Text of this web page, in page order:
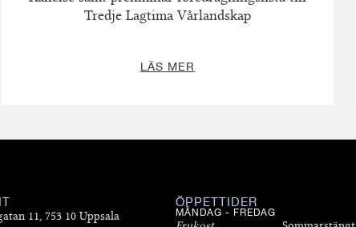
Tredje Lagtima Vårlandskap
LÄS MER
11, 753 10 Uppsala
ÖPPETTIDER
MÅNDAG - FREDAG